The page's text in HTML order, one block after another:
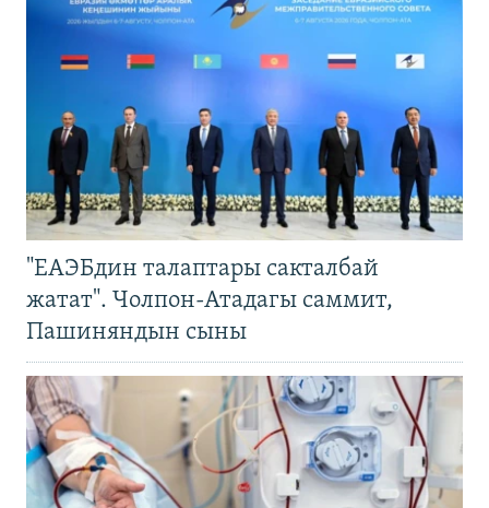
"ЕАЭБдин талаптары сакталбай
жатат". Чолпон-Атадагы саммит,
Пашиняндын сыны